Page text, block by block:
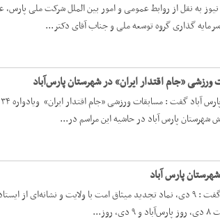
نیوز به نقل از روابط عمومی و امور بین الملل شرکت ملی
گذاری گروه توسعه ملی و جناب آقای دکتر...
ورزشی «جام اقتدار ایران» در شهرستان پارس‌آباد
شهرستان پارس آباد در حاشیه این مراسم در...
امام جمعه شهرستان پارس آباد گفت : ۹ دی، نماد تجدید میثاق امت با